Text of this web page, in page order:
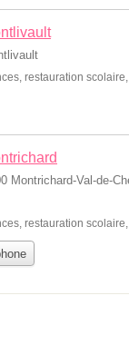
, restauration scolaire,
Montrichard-Val-de-
restauration scolaire